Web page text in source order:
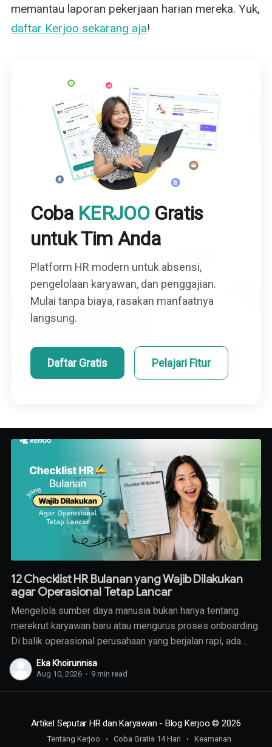
memantau laporan pekerjaan harian mereka. Yuk,
daftar Kerjoo sekarang aja!
Coba KERJOOGratis
untuk Tim Anda
Platform HR modern untuk absensi,
pengelolaan karyawan, dan penggajian.
Mulai tanpa biaya, rasakan manfaatnya
langsung.
Daftar Gratis Pelajari Fitur
12 Checklist HR Bulanan yang Wajib Dilakukan
agar Operasional Tetap Lancar
Mengelola sumber daya manusia bukan hanya tentang
merekrut karyawan baru atau mengurus proses onboarding.
Di balik operasional perusahaan yang berjalan rapi, ada
sederet pekerjaan rutin yang harus dilakukan setiap bulan
oleh tim HR.
Eka Khoirunnisa
Aug 10, 2026 • 9 min read
Artikel Seputar HR dan Karyawan - Blog Kerjoo © 2026
Tentang Kerjoo Coba Gratis 14 Hari Keamanan